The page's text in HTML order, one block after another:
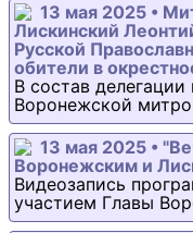
13 мая 2025 •
Лискинский
Русской
обители в
В состав
Воронежской
13 мая 2025 •
Воронежским и
Видеозапись
участием Главы